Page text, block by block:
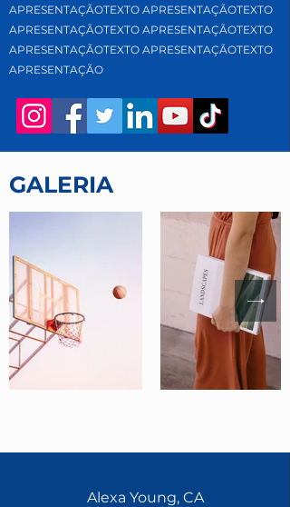
APRESENTAÇÃOTEXTO APRESENTAÇÃOTEXTO
APRESENTAÇÃOTEXTO APRESENTAÇÃOTEXTO
APRESENTAÇÃOTEXTO APRESENTAÇÃOTEXTO
APRESENTAÇÃO
GALERIA
Alexa Young, CA